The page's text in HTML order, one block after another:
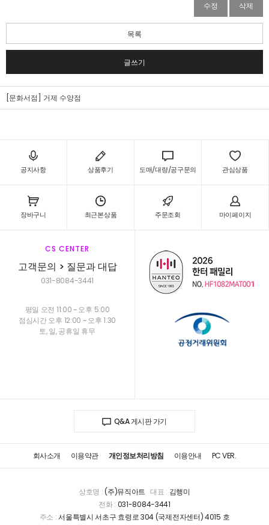
수정 삭제
목록
글쓰기
[문화서점] 거제 수양점
공지사항 상품후기 도매/대량/공구문의 관심상품
장바구니 최근본상품 주문조회 마이페이지
CS CENTER
고객문의 > 질문과 대답
031-8084-3441
평일 오전 11:00 ~ 오후 5:00
점심시간 오후 12:00 ~ 오후 1:30
토, 일, 공휴일 휴무
Q&A 게시판 가기
회사소개 이용약관 개인정보처리방침 이용안내 PC VER.
상호명 :(주)뮤직아트 대표 : 김행미
전화 : 031-8084-3441
주소 :서울특별시 서초구 효령로 304 (국제전자센터) 4015 호